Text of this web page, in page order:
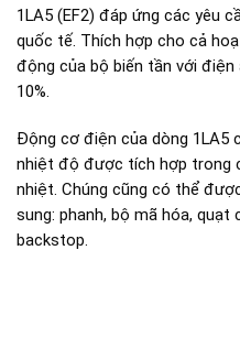
1LA5 (EF2) đáp ứng các yêu
quốc tế. Thích hợp cho cả
động của bộ biến tần với điện
10%.
Động cơ điện của dòng 1LA5
nhiệt độ được tích hợp trong
nhiệt. Chúng cũng có thể
sung: phanh, bộ mã hóa, quạt
backstop.